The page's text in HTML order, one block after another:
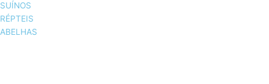
SUÍNOS
RÉPTEIS
ABELHAS